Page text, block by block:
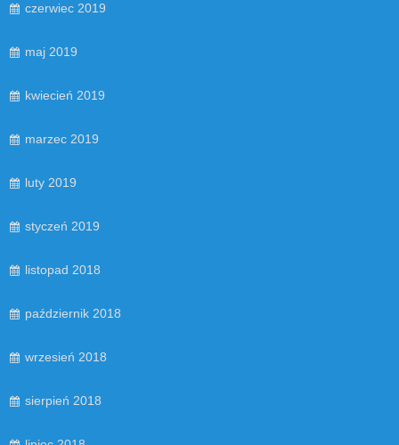
czerwiec 2019
maj 2019
kwiecień 2019
marzec 2019
luty 2019
styczeń 2019
listopad 2018
październik 2018
wrzesień 2018
sierpień 2018